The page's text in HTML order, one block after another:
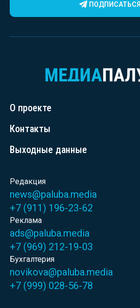
ПОДПИСАТЬСЯ
О проекте
Контакты
Выходные данные
Редакция
news@paluba.media
+7 (911) 196-23-62
Реклама
ads@paluba.media
+7 (969) 212-19-03
Бухгалтерия
novikova@paluba.media
+7 (999) 028-56-78